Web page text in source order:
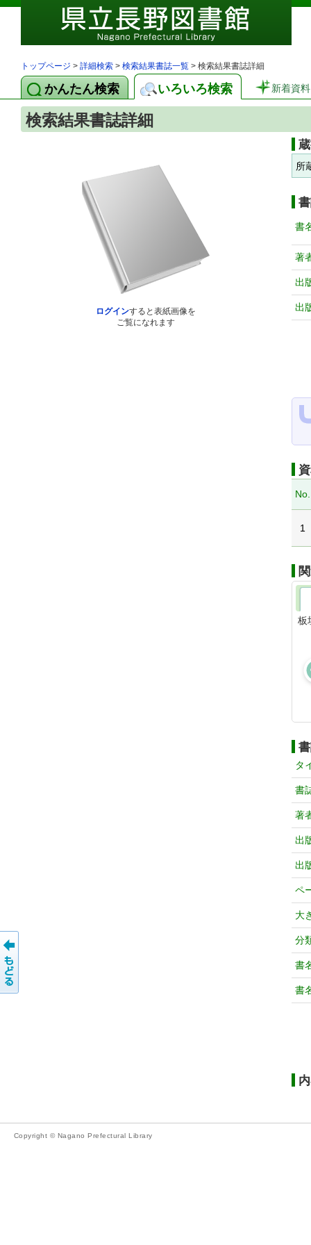
トップページ > 詳細検索 > 検索結果書誌一覧 > 検索結果書誌詳細
かんたん検索 いろいろ検索 新着資料
検索結果書誌詳細
ログインすると表紙画像を
ご覧になれます
所
書
著
出
出
No.
1
板
タ
書
著
出
出
ペ
大
分
書
書
Copyright © Nagano Prefectural Library